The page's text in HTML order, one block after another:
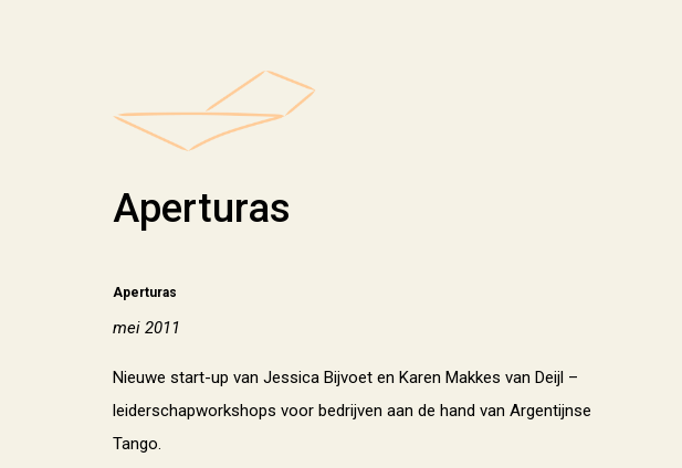
Aperturas
Aperturas
mei 2011
Nieuwe start-up van Jessica Bijvoet en Karen Makkes van Deijl –
leiderschapworkshops voor bedrijven aan de hand van Argentijnse
Tango.